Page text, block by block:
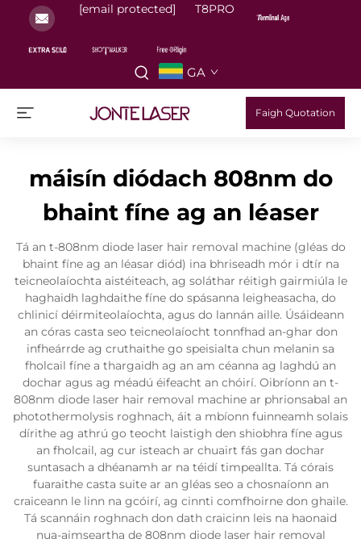
[email protected] T8PRO
GA
Faigh Quotation
máisín diódach 808nm do
bhaint fíne ag an léaser
Tá an t-808nm diode laser hair removal machine (gléas do
bhaint fíne ag an léasar diód) ina bhriseadh mór i dtír na
teicneolaíochta aistéiteach, ag soláthar réitigh gairmiúla le
haghaidh laghdaithe fíne do spásanna leigheasacha, do
chlinicí déirmiteolaíochta, agus do lannán aille. Úsáideann
an córas casta seo teicneolaíocht tonnfhad an-ghar don
infheárrde ag cruthaithe go speisialta chun melanin sa
fholcail fíne a thargaidh ag an am céanna ag laghdú an
dochar agus ag méadú éifeacht an chóirí. Oibríonn an t-
808nm diode laser hair removal machine ar phrionsabal an
photothermolysis roghnach, áit a mbíonn fuinneamh solais
dírithe ag athrú go teocht laistigh den shiobhra fíne agus
an fholcail, ag cur isteach ar chuairt fás gan dochar
suntasach a dhéanamh ar na téidí timpeallta. Tá córais
fuaraithe casta suite ar an gléas seo a chosnaíonn an
craiceann le linn na gcóirí, ag cinnti comfhoirne don ghaile.
Tá scannáin roghnach don dath craicinn leis na haonaid
nua-aimseartha de 808nm diode laser hair removal